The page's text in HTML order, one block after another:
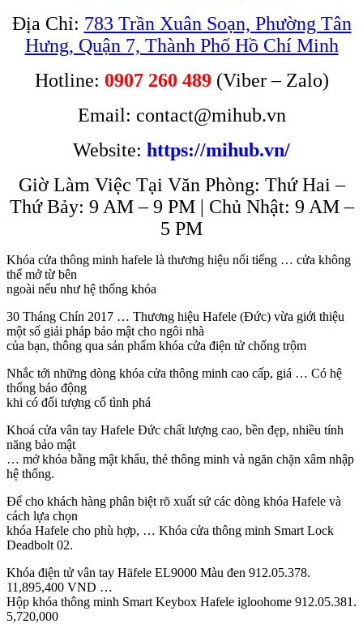
Địa Chỉ: 783 Trần Xuân Soạn, Phường Tân
Hưng, Quận 7, Thành Phố Hồ Chí Minh
Hotline: 0907 260 489(Viber – Zalo)
Email: contact@mihub.vn
Website: https://mihub.vn/
Giờ Làm Việc Tại Văn Phòng: Thứ Hai –
Thứ Bảy: 9 AM – 9 PM | Chủ Nhật: 9 AM –
5 PM
Khóa cửa thông minh hafele là thương hiệu nổi tiếng … cửa không
thể mở từ bên
ngoài nếu như hệ thống khóa
30 Tháng Chín 2017 … Thương hiệu Hafele (Đức) vừa giới thiệu
một số giải pháp bảo mật cho ngôi nhà
của bạn, thông qua sản phẩm khóa cửa điện tử chống trộm
Nhắc tới những dòng khóa cửa thông minh cao cấp, giá … Có hệ
thống báo động
khi có đối tượng cố tình phá
Khoá cửa vân tay Hafele Đức chất lượng cao, bền đẹp, nhiều tính
năng bảo mật
… mở khóa bằng mật khẩu, thẻ thông minh và ngăn chặn xâm nhập
hệ thống.
Để cho khách hàng phân biệt rõ xuất sứ các dòng khóa Hafele và
cách lựa chọn
khóa Hafele cho phù hợp, … Khóa cửa thông minh Smart Lock
Deadbolt 02.
Khóa điện tử vân tay Häfele EL9000 Màu đen 912.05.378.
11,895,400 VND …
Hộp khóa thông minh Smart Keybox Hafele igloohome 912.05.381.
5,720,000